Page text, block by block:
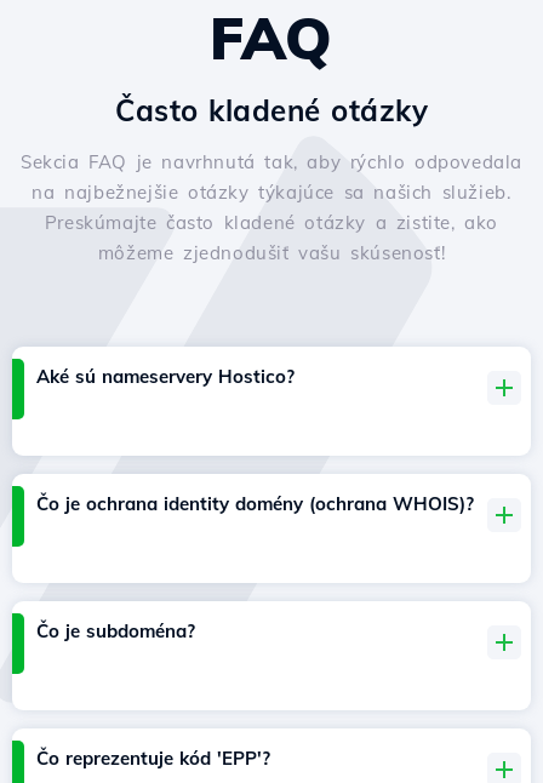
FAQ
Často kladené otázky
Sekcia FAQ je navrhnutá tak, aby rýchlo odpovedala
na najbežnejšie otázky týkajúce sa našich služieb.
Preskúmajte často kladené otázky a zistite, ako
môžeme zjednodušiť vašu skúsenosť!
Aké sú nameservery Hostico?
Čo je ochrana identity domény (ochrana WHOIS)?
Čo je subdoména?
Čo reprezentuje kód 'EPP'?